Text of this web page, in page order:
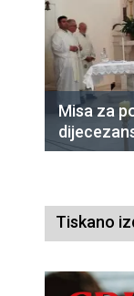
Misa za
Tiskano